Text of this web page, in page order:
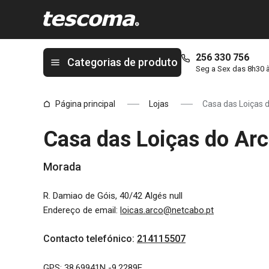
Categorias de produto 256 330 756
Seg a Sex das 8h30
Página principal Lojas Casa das Loiças
Casa das Loiças do
Morada
R. Damiao de Góis, 40/42 Algés null
Endereço de email: loicas.arco@netcabo.pt
Contacto telefónico: 214115507